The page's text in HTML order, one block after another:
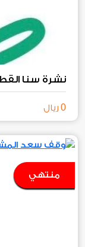
نشرة سنا
0 ريال
منتهي